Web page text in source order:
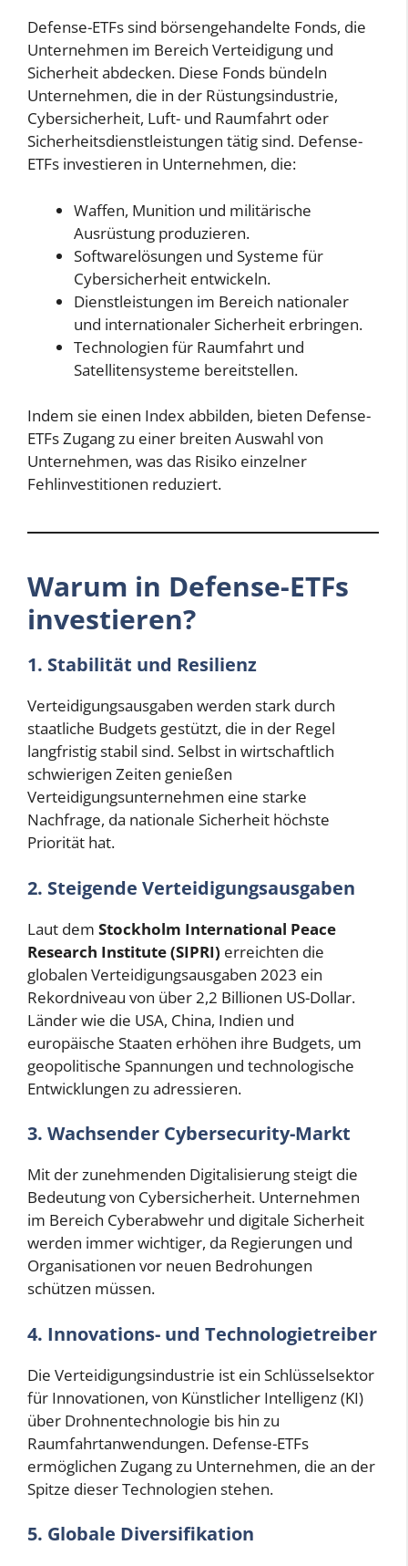
Defense-ETFs sind börsengehandelte Fonds, die
Unternehmen im Bereich Verteidigung und
Sicherheit abdecken. Diese Fonds bündeln
Unternehmen, die in der Rüstungsindustrie,
Cybersicherheit, Luft- und Raumfahrt oder
Sicherheitsdienstleistungen tätig sind. Defense-
ETFs investieren in Unternehmen, die:
Waffen, Munition und militärische
Ausrüstung produzieren.
Softwarelösungen und Systeme für
Cybersicherheit entwickeln.
Dienstleistungen im Bereich nationaler
und internationaler Sicherheit erbringen.
Technologien für Raumfahrt und
Satellitensysteme bereitstellen.
Indem sie einen Index abbilden, bieten Defense-
ETFs Zugang zu einer breiten Auswahl von
Unternehmen, was das Risiko einzelner
Fehlinvestitionen reduziert.
Warum in Defense-ETFs
investieren?
1. Stabilität und Resilienz
Verteidigungsausgaben werden stark durch
staatliche Budgets gestützt, die in der Regel
langfristig stabil sind. Selbst in wirtschaftlich
schwierigen Zeiten genießen
Verteidigungsunternehmen eine starke
Nachfrage, da nationale Sicherheit höchste
Priorität hat.
2. Steigende Verteidigungsausgaben
Laut dem Stockholm International Peace
Research Institute (SIPRI) erreichten die
globalen Verteidigungsausgaben 2023 ein
Rekordniveau von über 2,2 Billionen US-Dollar.
Länder wie die USA, China, Indien und
europäische Staaten erhöhen ihre Budgets, um
geopolitische Spannungen und technologische
Entwicklungen zu adressieren.
3. Wachsender Cybersecurity-Markt
Mit der zunehmenden Digitalisierung steigt die
Bedeutung von Cybersicherheit. Unternehmen
im Bereich Cyberabwehr und digitale Sicherheit
werden immer wichtiger, da Regierungen und
Organisationen vor neuen Bedrohungen
schützen müssen.
4. Innovations- und Technologietreiber
Die Verteidigungsindustrie ist ein Schlüsselsektor
für Innovationen, von Künstlicher Intelligenz (KI)
über Drohnentechnologie bis hin zu
Raumfahrtanwendungen. Defense-ETFs
ermöglichen Zugang zu Unternehmen, die an der
Spitze dieser Technologien stehen.
5. Globale Diversifikation